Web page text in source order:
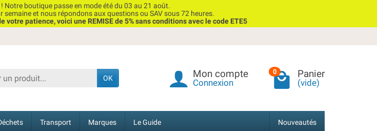
! Notre boutique passe en mode été du 03 au 21 août.
semaine et nous répondons aux questions ou SAV sous 72 heures.
patience, voici une REMISE de 5% sans conditions avec le code ETE5
OK Mon compte
Connexion
0 Panier
(vide)
Transport Marques Le Guide Nouveautés